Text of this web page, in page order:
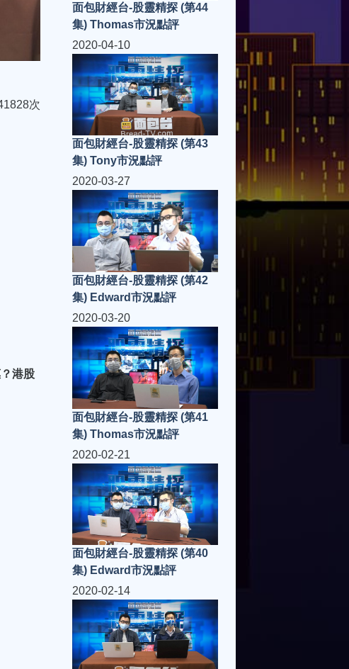
次
港股
面包財經台-股靈精探 (第44
集) Thomas市況點評
2020-04-10
面包財經台-股靈精探 (第43
集) Tony市況點評
2020-03-27
面包財經台-股靈精探 (第42
集) Edward市況點評
2020-03-20
面包財經台-股靈精探 (第41
集) Thomas市況點評
2020-02-21
面包財經台-股靈精探 (第40
集) Edward市況點評
2020-02-14